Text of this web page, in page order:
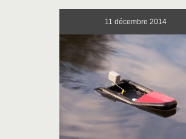
11 décembre 2014